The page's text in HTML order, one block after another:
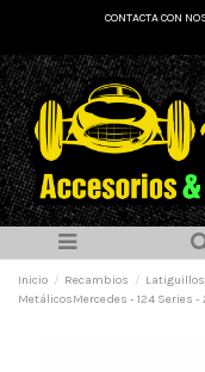
CONTACTA CON
Inicio Recambios
MetálicosMercedes - 124 Series -